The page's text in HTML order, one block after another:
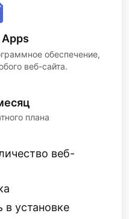
обеспечение,
веб-сайта.
плана
веб-
установке